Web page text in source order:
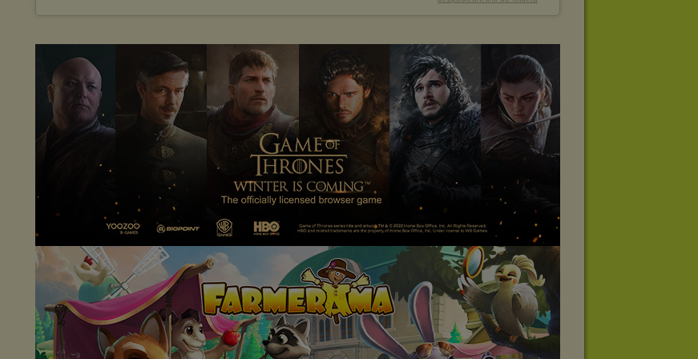
Istnieje możliwość zmiany ustawień przeglądarki internetowej w
sposób uniemożliwiający przechowywanie plików cookies na
urządzeniu końcowym. Można również usunąć pliki cookies,
dokonując odpowiednich zmian w ustawieniach przeglądarki
internetowej.
Pełną informację na ten temat znajdziesz pod adresem
http://chomikuj.pl/PolitykaPrywatnosci.aspx.